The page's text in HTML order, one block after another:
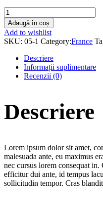
Cabernet
Sauv
quantity
Adaugă în coș
Add to wishlist
SKU: 05-1 Category:France
Descriere
Informații suplimentare
Recenzii (0)
Descriere
Lorem ipsum dolor sit amet,
malesuada ante, eu maximus
nec cursus lorem consequat
efficitur dui ante, id tempus
sollicitudin tempor. Cras